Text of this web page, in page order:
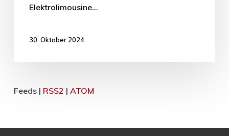
Elektrolimousine…
30. Oktober 2024
Feeds | RSS2 | ATOM